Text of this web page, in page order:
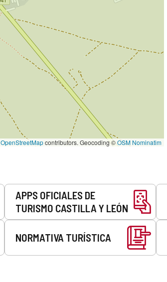
OpenStreetMapcontributors. Geocoding ©OSM Nominatim
APPS OFICIALES DE
TURISMO CASTILLA Y LEÓN
NORMATIVA TURÍSTICA